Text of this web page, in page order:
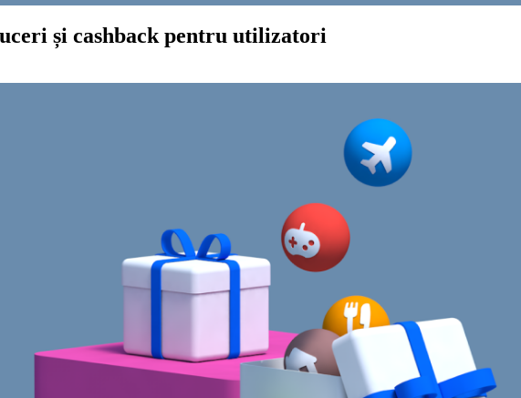
și cashback pentru utilizatori